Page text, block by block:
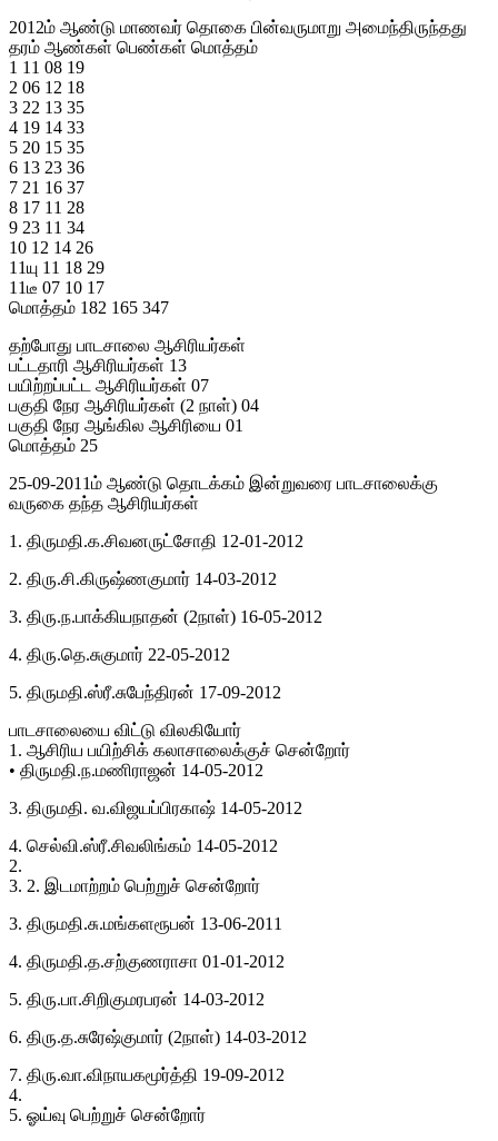
2012ம் ஆண்டு மாணவர் தொகை பின்வருமாறு அமைந்திருந்தது
தரம் ஆண்கள் பெண்கள் மொத்தம்
1 11 08 19
2 06 12 18
3 22 13 35
4 19 14 33
5 20 15 35
6 13 23 36
7 21 16 37
8 17 11 28
9 23 11 34
10 12 14 26
11யு 11 18 29
11டீ 07 10 17
மொத்தம் 182 165 347
தற்போது பாடசாலை ஆசிரியர்கள்
பட்டதாரி ஆசிரியர்கள் 13
பயிற்றப்பட்ட ஆசிரியர்கள் 07
பகுதி நேர ஆசிரியர்கள் (2 நாள்) 04
பகுதி நேர ஆங்கில ஆசிரியை 01
மொத்தம் 25
25-09-2011ம் ஆண்டு தொடக்கம் இன்றுவரை பாடசாலைக்கு
வருகை தந்த ஆசிரியர்கள்
1. திருமதி.க.சிவனருட்சோதி 12-01-2012
2. திரு.சி.கிருஷ்ணகுமார் 14-03-2012
3. திரு.ந.பாக்கியநாதன் (2நாள்) 16-05-2012
4. திரு.தெ.சுகுமார் 22-05-2012
5. திருமதி.ஸ்ரீ.சுபேந்திரன் 17-09-2012
பாடசாலையை விட்டு விலகியோர்
1. ஆசிரிய பயிற்சிக் கலாசாலைக்குச் சென்றோர்
• திருமதி.ந.மணிராஜன் 14-05-2012
3. திருமதி. வ.விஜயப்பிரகாஷ் 14-05-2012
4. செல்வி.ஸ்ரீ.சிவலிங்கம் 14-05-2012
2.
3. 2. இடமாற்றம் பெற்றுச் சென்றோர்
3. திருமதி.சு.மங்களரூபன் 13-06-2011
4. திருமதி.த.சற்குணராசா 01-01-2012
5. திரு.பா.சிறிகுமரபரன் 14-03-2012
6. திரு.த.சுரேஷ்குமார் (2நாள்) 14-03-2012
7. திரு.வா.விநாயகமூர்த்தி 19-09-2012
4.
5. ஓய்வு பெற்றுச் சென்றோர்